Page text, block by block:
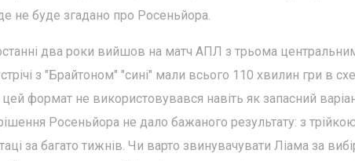
не буде згадано про Росеньйора.
два роки вийшов на матч АПЛ з трьома
з "Брайтоном" "сині" мали всього 110 хвилин гри в
формат не використовувався навіть як запасний
Росеньйора не дало бажаного результату: з
за багато тижнів. Чи варто звинувачувати Ліама за